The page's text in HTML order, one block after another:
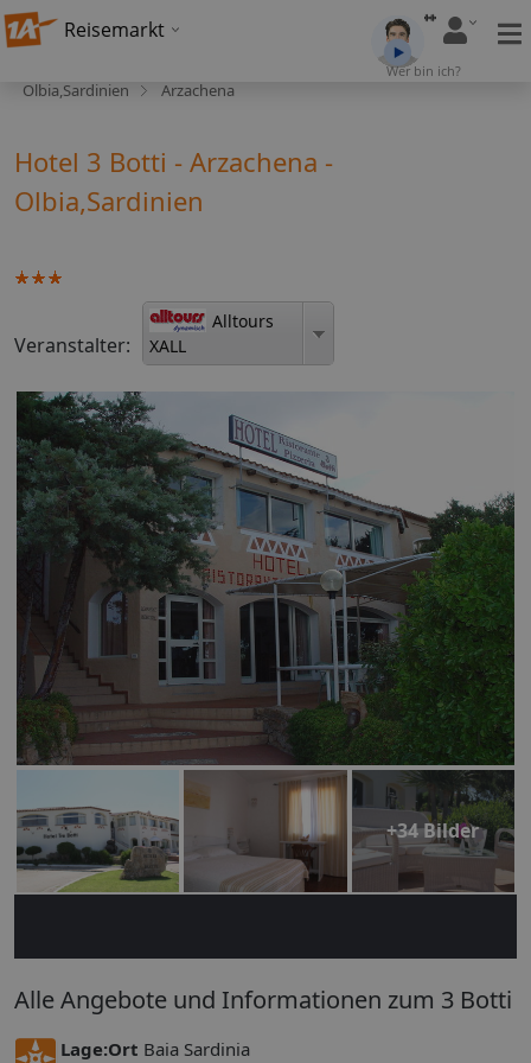
Reisemarkt
Wer bin ich?
Olbia,Sardinien Arzachena
Hotel 3 Botti - Arzachena -
Olbia,Sardinien
Veranstalter:
Alltours
XALL
+34 Bilder
Alle Angebote und Informationen zum 3 Botti
Lage:Ort Baia Sardinia